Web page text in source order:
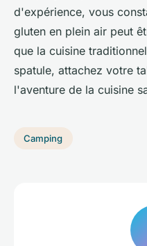
d'expérience, vous
gluten en plein air peut
que la cuisine
spatule, attachez votre
l'aventure de la cuisine
Camping